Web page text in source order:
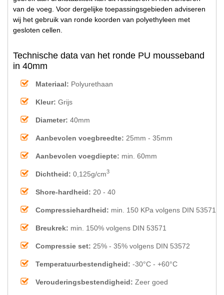
van de voeg. Voor dergelijke toepassingsgebieden adviseren
wij het gebruik van ronde koorden van polyethyleen met
gesloten cellen.
Technische data van het ronde PU mousseband
in 40mm
Materiaal: Polyurethaan
Kleur: Grijs
Diameter: 40mm
Aanbevolen voegbreedte: 25mm - 35mm
Aanbevolen voegdiepte: min. 60mm
Dichtheid: 0,125g/cm3
Shore-hardheid: 20 - 40
Compressiehardheid: min. 150 KPa volgens DIN 53571
Breukrek: min. 150% volgens DIN 53571
Compressie set: 25% - 35% volgens DIN 53572
Temperatuurbestendigheid: -30°C - +60°C
Verouderingsbestendigheid: Zeer goed